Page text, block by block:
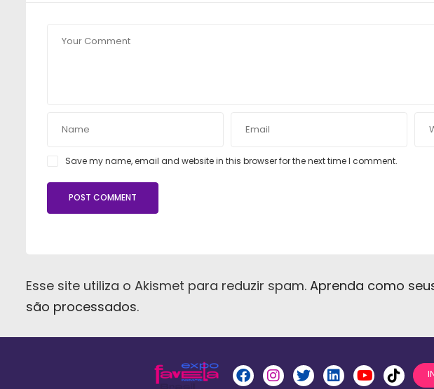
Save my name, email and website in this browser for the next time I comment.
Esse site utiliza o Akismet para reduzir spam. Aprenda como
são processados.